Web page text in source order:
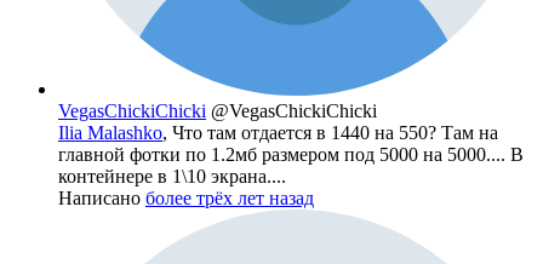
VegasChickiChicki @VegasChickiChicki
Ilia Malashko, Что там отдается в 1440 на 550? Там на
главной фотки по 1.2мб размером под 5000 на 5000.... В
контейнере в 1\10 экрана....
Написано более трёх лет назад